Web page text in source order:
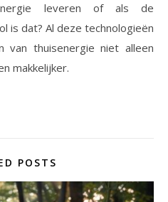
leveren of als de
is dat? Al deze technologieën
van thuisenergie niet alleen
makkelijker.
POSTS